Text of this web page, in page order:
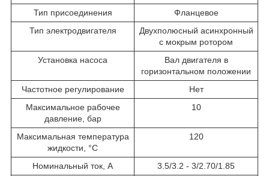
Тип присоединения
Фланцевое
Тип электродвигателя
Двухполюсный асинхронный
с мокрым ротором
Установка насоса
Вал двигателя в
горизонтальном положении
Частотное регулирование
Нет
Максимальное рабочее
давление, бар
10
Максимальная температура
жидкости, °С
120
Номинальный ток, А
3.5/3.2 - 3/2.70/1.85